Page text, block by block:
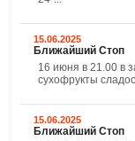
15.06.2025
Ближайший Стоп
16 июня в 21.00 в
сухофрукты
15.06.2025
Ближайший Стоп